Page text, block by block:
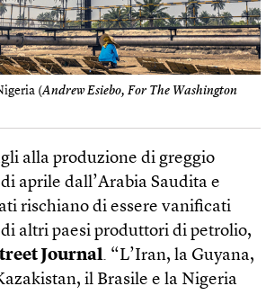
(Andrew Esiebo, For The Washington
alla produzione di greggio
aprile dall’Arabia Saudita e
rischiano di essere vanificati
altri paesi produttori di petrolio,
Journal. “L’Iran, la Guyana,
il Brasile e la Nigeria